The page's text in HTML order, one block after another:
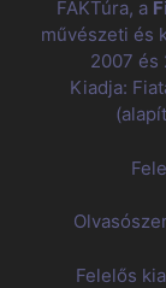
FAKTúra, a F
művészeti és
2007 és
Kiadja:
Felelős